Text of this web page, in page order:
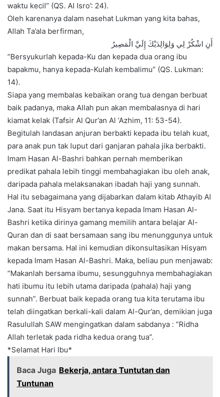
waktu kecil” (QS. Al Isro’: 24).
Oleh karenanya dalam nasehat Lukman yang kita bahas,
Allah Ta’ala berfirman,
أَنِ اشْكُرْ لِي وَلِوَالِدَيْكَ إِلَيَّ الْمَصِيرُ
“Bersyukurlah kepada-Ku dan kepada dua orang ibu
bapakmu, hanya kepada-Kulah kembalimu” (QS. Lukman:
14).
Siapa yang membalas kebaikan orang tua dengan berbuat
baik padanya, maka Allah pun akan membalasnya di hari
kiamat kelak (Tafsir Al Qur’an Al ‘Azhim, 11: 53-54).
Begitulah landasan anjuran berbakti kepada ibu telah kuat,
para anak pun tak luput dari ganjaran pahala jika berbakti.
Imam Hasan Al-Bashri bahkan pernah memberikan
predikat pahala lebih tinggi membahagiakan ibu oleh anak,
daripada pahala melaksanakan ibadah haji yang sunnah.
Hal itu sebagaimana yang dijabarkan dalam kitab Athayib Al
Jana. Saat itu Hisyam bertanya kepada Imam Hasan Al-
Bashri ketika dirinya gamang memilih antara belajar Al-
Quran dan di saat bersamaan sang ibu menunggunya untuk
makan bersama. Hal ini kemudian dikonsultasikan Hisyam
kepada Imam Hasan Al-Bashri. Maka, beliau pun menjawab:
“Makanlah bersama ibumu, sesungguhnya membahagiakan
hati ibumu itu lebih utama daripada (pahala) haji yang
sunnah”. Berbuat baik kepada orang tua kita terutama ibu
telah diingatkan berkali-kali dalam Al-Qur’an, demikian juga
Rasulullah SAW mengingatkan dalam sabdanya : “Ridha
Allah terletak pada ridha kedua orang tua”.
*Selamat Hari Ibu*
Baca Juga Bekerja, antara Tuntutan dan
Tuntunan